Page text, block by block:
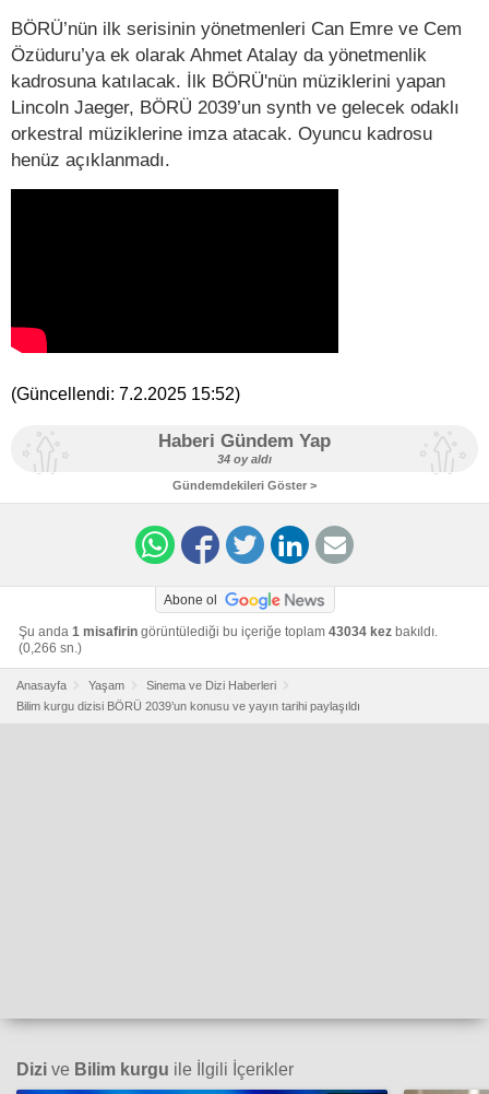
BÖRÜ’nün ilk serisinin yönetmenleri Can Emre ve Cem
Özüduru’ya ek olarak Ahmet Atalay da yönetmenlik
kadrosuna katılacak. İlk BÖRÜ'nün müziklerini yapan
Lincoln Jaeger, BÖRÜ 2039’un synth ve gelecek odaklı
orkestral müziklerine imza atacak. Oyuncu kadrosu
henüz açıklanmadı.
(Güncellendi: 7.2.2025 15:52)
Haberi Gündem Yap
34 oy aldı
Gündemdekileri Göster >
Abone ol
Şu anda 1 misafirin görüntülediği bu içeriğe toplam 43034 kez bakıldı.
(0,266 sn.)
Anasayfa Yaşam
Sinema ve Dizi Haberleri
Bilim kurgu dizisi BÖRÜ 2039’un konusu ve yayın tarihi paylaşıldı
Dizi ve Bilim kurgu ile İlgili İçerikler